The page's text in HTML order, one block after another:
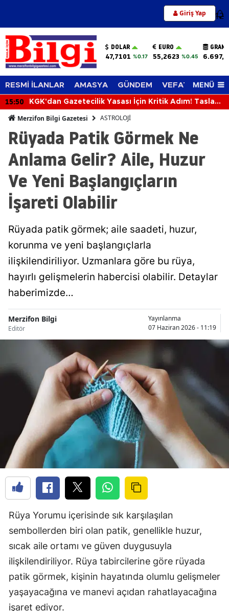
Giriş Yap 12
DOLAR
47,7101 %0.17
EURO
55,2623 %0.45
RESMİ İLANLAR AMASYA GÜNDEM VEFAT EDENLER
MENÜ
15:50
KGK'dan Gazetecilik Yasası İçin Kritik Adım! Taslak
Merzifon Bilgi Gazetesi ASTROLOJİ
Rüyada Patik Görmek Ne
Anlama Gelir? Aile, Huzur
Ve Yeni Başlangıçların
İşareti Olabilir
Rüyada patik görmek; aile saadeti, huzur,
korunma ve yeni başlangıçlarla
ilişkilendiriliyor. Uzmanlara göre bu rüya,
hayırlı gelişmelerin habercisi olabilir. Detaylar
haberimizde…
Merzifon Bilgi
Editör
Yayınlanma
07 Haziran 2026 - 11:19
Rüya Yorumu içerisinde sık karşılaşılan
sembollerden biri olan patik, genellikle huzur,
sıcak aile ortamı ve güven duygusuyla
ilişkilendiriliyor. Rüya tabircilerine göre rüyada
patik görmek, kişinin hayatında olumlu gelişmeler
yaşayacağına ve manevi açıdan rahatlayacağına
işaret ediyor.